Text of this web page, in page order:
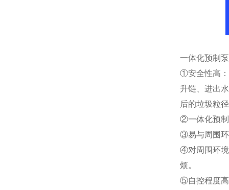
一体化预制
①安全性高：
升链、进出
后的垃圾粒
②一体化预制
③易与周围环
④对周围环境
烦。
⑤自控程度高